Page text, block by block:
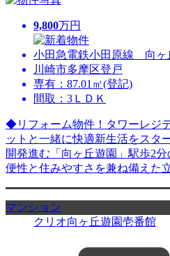
9,800万円
小田急電鉄小田原線 向ヶ
川崎市多摩区登戸
専有：87.01㎡(登記)
間取：3ＬＤＫ
◆リフォーム物件！タワーレ
ットと一緒に快適新生活をス
開発進む「向ヶ丘遊園」駅歩2
便性と住みやすさを兼ね備えた
マンション
クリオ向ヶ丘遊園壱番館